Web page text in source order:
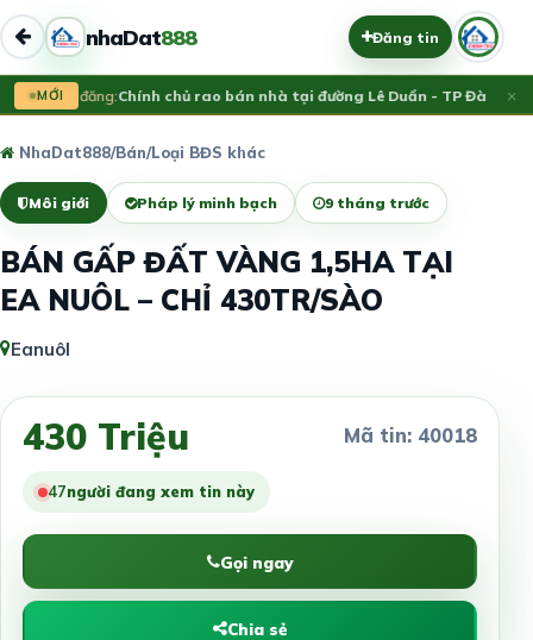
nhaDat888 Đăng tin
MỚI
Vừa đăng:Chính chủ rao bán nhà tại đường Lê Duẩn - TP Đà Nẵng;
×
NhaDat888/Bán/Loại BĐS khác
Môi giới Pháp lý minh bạch 9 tháng trước
BÁN GẤP ĐẤT VÀNG 1,5HA TẠI
EA NUÔL – CHỈ 430TR/SÀO
Eanuôl
430 Triệu Mã tin: 40018
47người đang xem tin này
Gọi ngay
Chia sẻ